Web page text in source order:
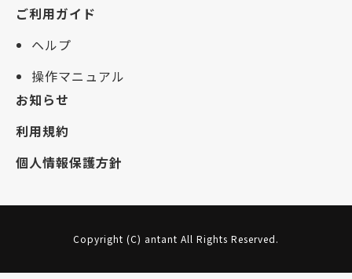
ご利用ガイド
ヘルプ
操作マニュアル
お知らせ
利用規約
個人情報保護方針
Copyright (C) antant All Rights Reserved.